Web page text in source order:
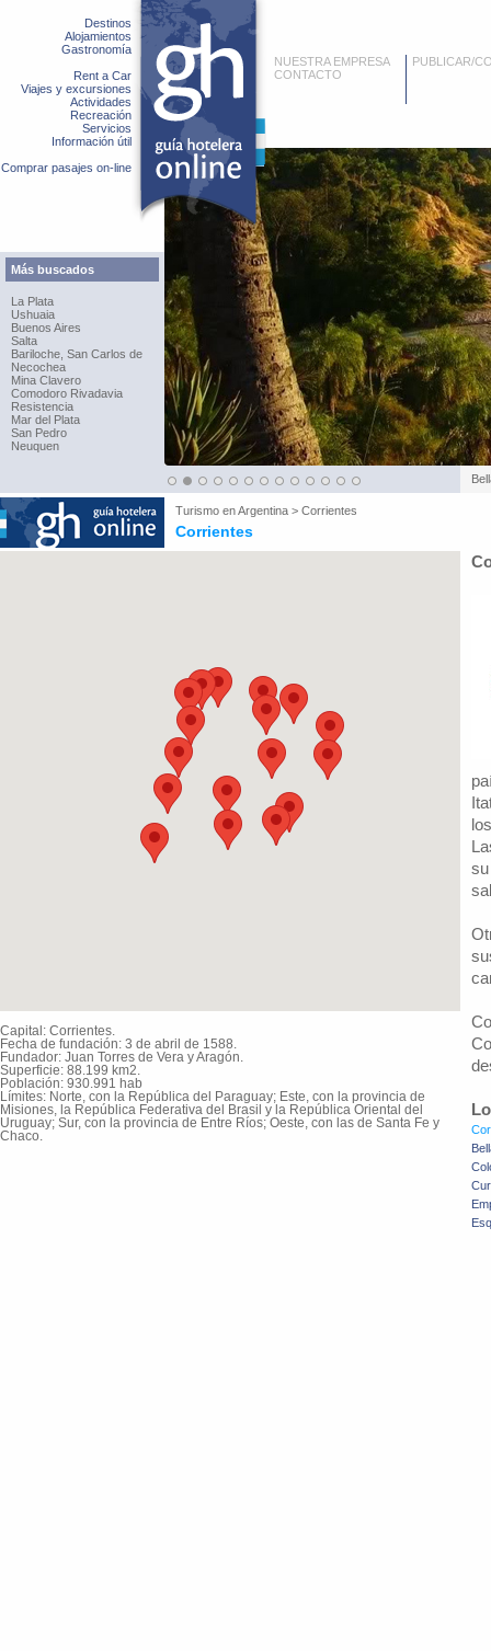
Destinos
Alojamientos
Gastronomía
Rent a Car
Viajes y excursiones
Actividades
Recreación
Servicios
Información útil
Comprar pasajes on-line
Más buscados
La Plata
Ushuaia
Buenos Aires
Salta
Bariloche, San Carlos de
Necochea
Mina Clavero
Comodoro Rivadavia
Resistencia
Mar del Plata
San Pedro
Neuquen
NUESTRA EMPRESA
CONTACTO
PUBLICAR/
Turismo enArgentina > Corrientes
Corrientes
Capital: Corrientes.
Fecha de fundación: 3 de abril de 1588.
Fundador: Juan Torres de Vera y Aragón.
Superficie: 88.199 km2.
Población: 930.991 hab
Límites: Norte, con la República del Paraguay; Este, con la provincia de
Misiones, la República Federativa del Brasil y la República Oriental del
Uruguay; Sur, con la provincia de Entre Ríos; Oeste, con las de Santa Fe y
Chaco.